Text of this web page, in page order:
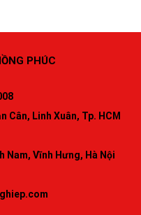
PHÚC
Cân, Linh Xuân, Tp. HCM
Nam, Vĩnh Hưng, Hà Nội